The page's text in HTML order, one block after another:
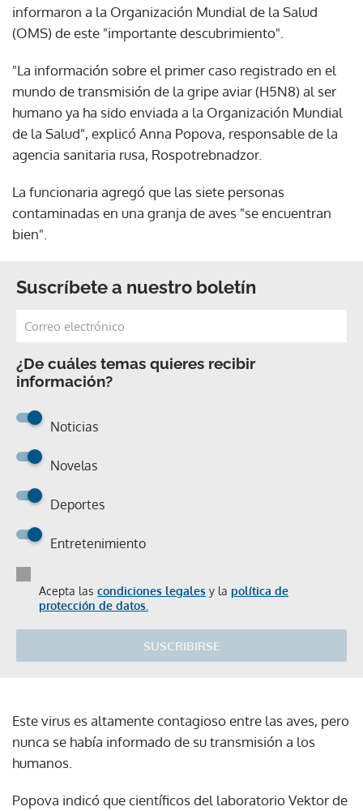
informaron a la Organización Mundial de la Salud
(OMS) de este "importante descubrimiento".
"La información sobre el primer caso registrado en el
mundo de transmisión de la gripe aviar (H5N8) al ser
humano ya ha sido enviada a la Organización Mundial
de la Salud", explicó Anna Popova, responsable de la
agencia sanitaria rusa, Rospotrebnadzor.
La funcionaria agregó que las siete personas
contaminadas en una granja de aves "se encuentran
bien".
Suscríbete a nuestro boletín
¿De cuáles temas quieres recibir
información?
Noticias
Novelas
Deportes
Entretenimiento
Acepta las condiciones legales y la política de
protección de datos.
SUSCRIBIRSE
Este virus es altamente contagioso entre las aves, pero
nunca se había informado de su transmisión a los
humanos.
Popova indicó que científicos del laboratorio Vektor de